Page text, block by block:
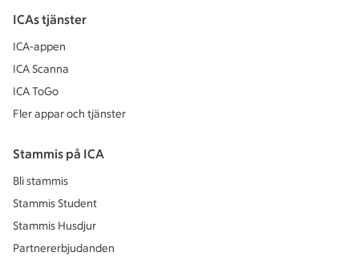
ICAs tjänster
ICA-appen
ICA Scanna
ICA ToGo
Fler appar och tjänster
Stammis på ICA
Bli stammis
Stammis Student
Stammis Husdjur
Partnererbjudanden